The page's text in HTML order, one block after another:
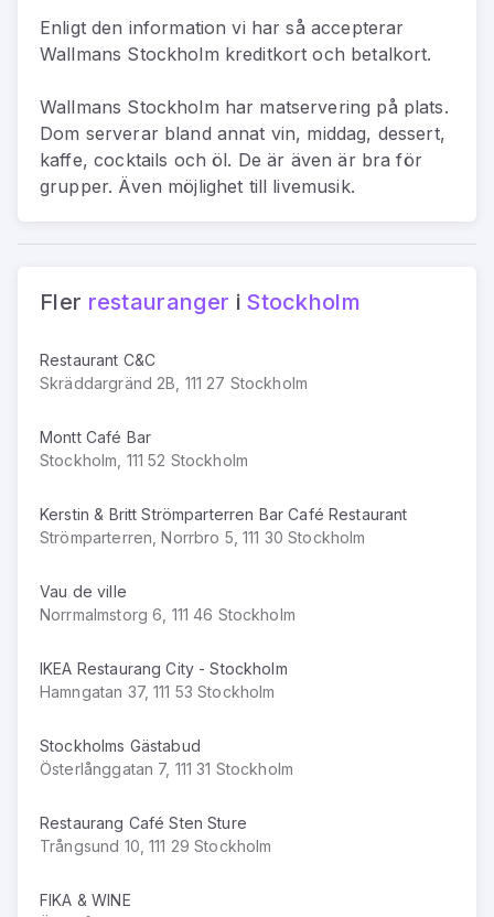
Enligt den information vi har så accepterar
Wallmans Stockholm kreditkort och betalkort.
Wallmans Stockholm har matservering på plats.
Dom serverar bland annat vin, middag, dessert,
kaffe, cocktails och öl. De är även är bra för
grupper. Även möjlighet till livemusik.
Fler restauranger i Stockholm
Restaurant C&C
Skräddargränd 2B, 111 27 Stockholm
Montt Café Bar
Stockholm, 111 52 Stockholm
Kerstin & Britt Strömparterren Bar Café Restaurant
Strömparterren, Norrbro 5, 111 30 Stockholm
Vau de ville
Norrmalmstorg 6, 111 46 Stockholm
IKEA Restaurang City - Stockholm
Hamngatan 37, 111 53 Stockholm
Stockholms Gästabud
Österlånggatan 7, 111 31 Stockholm
Restaurang Café Sten Sture
Trångsund 10, 111 29 Stockholm
FIKA & WINE